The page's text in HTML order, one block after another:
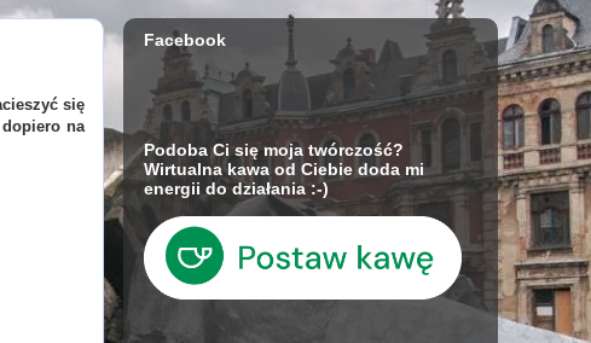
się
na
Facebook
Podoba Ci się moja twórczość?
Wirtualna kawa od Ciebie doda mi
energii do działania :-)